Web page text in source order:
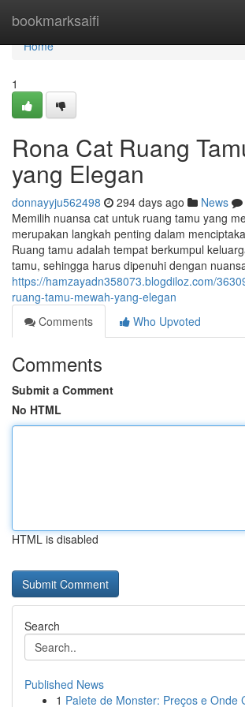
bookmarksaifi
Home
Home
1
Rona Cat Ruang
yang Elegan
donnayyju562498 294 days ago News
Memilih nuansa cat untuk ruang tamu yang
merupakan langkah penting dalam
Ruang tamu adalah tempat berkumpul
tamu, sehingga harus dipenuhi dengan
https://hamzayadn358073.blogdiloz.com/
ruang-tamu-mewah-yang-elegan
Comments
Who Upvoted
Comments
Submit a Comment
No HTML
HTML is disabled
Search
Published News
1 Palete de Monster: Preços e Onde